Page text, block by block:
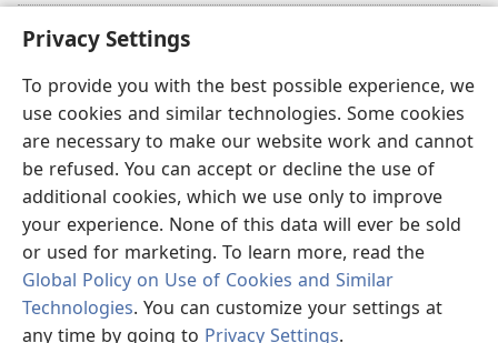
Privacy Settings
To provide you with the best possible experience, we
use cookies and similar technologies. Some cookies
are necessary to make our website work and cannot
be refused. You can accept or decline the use of
additional cookies, which we use only to improve
your experience. None of this data will ever be sold
or used for marketing. To learn more, read the
Global Policy on Use of Cookies and Similar
Technologies. You can customize your settings at
ಕಾಣಿಕೆಗಳು
(opens
window)ವಾಚ್‌ಟವರ್‌ ಆನ್‌ಲೈನ್‌ ಲೈಬ್ರರಿ
(opens
new
window)JW Hub®
(opens
new
JW ಲೈಬ್ರರಿಆ್ಯಪ್‌
Copyright © 2026 Watch Tower Bible and Tract Society of Pennsylvania.